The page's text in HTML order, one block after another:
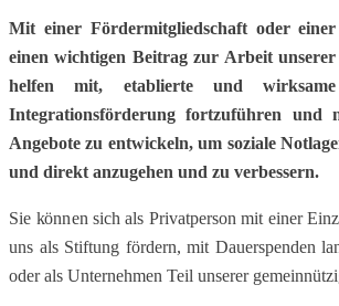
Mit einer Fördermitgliedschaft oder einer
einen wichtigen Beitrag ​zur Arbeit
helfen ​mit, etablierte und
Integrationsförderung fortzuführen und
Angebote zu ​entwickeln, um soziale
und direkt anzugehen und ​zu verbessern.
Sie können sich als Privatperson mit einer
uns als Stiftung ​fördern, mit Dauerspenden
oder als Unternehmen Teil ​unserer